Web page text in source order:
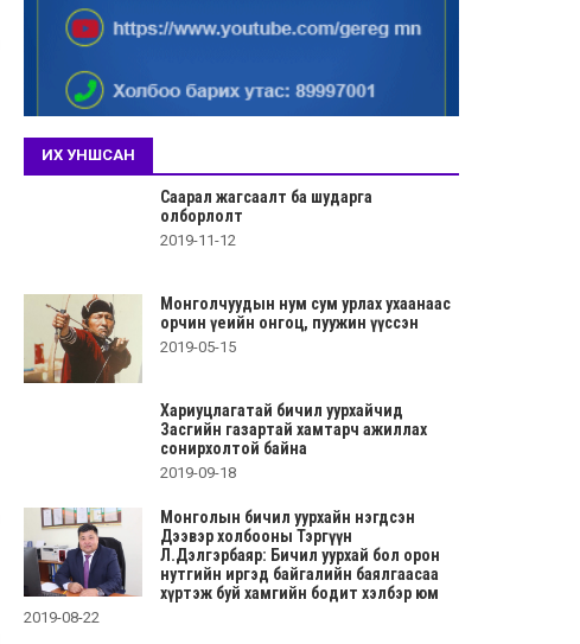
ИХ УНШСАН
Саарал жагсаалт ба шударга
олборлолт
2019-11-12
Монголчуудын нум сум урлах ухаанаас
орчин үеийн онгоц, пуужин үүссэн
2019-05-15
Хариуцлагатай бичил уурхайчид
Засгийн газартай хамтарч ажиллах
сонирхолтой байна
2019-09-18
Монголын бичил уурхайн нэгдсэн
Дээвэр холбооны Тэргүүн
Л.Дэлгэрбаяр: Бичил уурхай бол орон
нутгийн иргэд байгалийн баялгаасаа
хүртэж буй хамгийн бодит хэлбэр юм
2019-08-22